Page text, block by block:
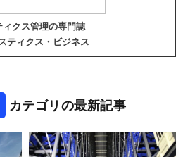
ィクス管理の専門誌
ティクス・ビジネス
カテゴリの最新記事